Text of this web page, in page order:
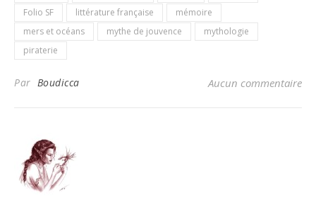
Folio SF
littérature française
mémoire
mers et océans
mythe de jouvence
mythologie
piraterie
Par Boudicca Aucun commentaire